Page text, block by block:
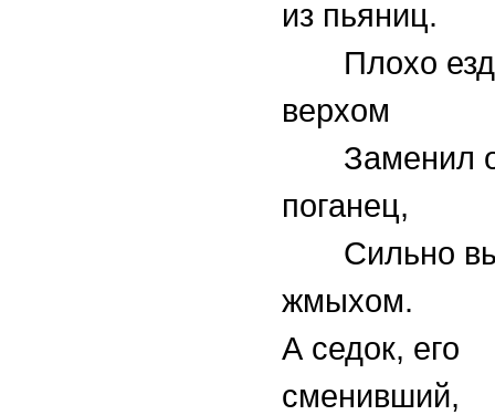
из пьяниц.
Плохо
верхом
Заменил
поганец,
Сильно
жмыхом.
А седок, его
сменивший,